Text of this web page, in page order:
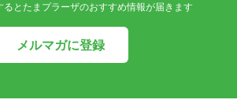
るとたまプラーザのおすすめ情報が届きます
メルマガに登録